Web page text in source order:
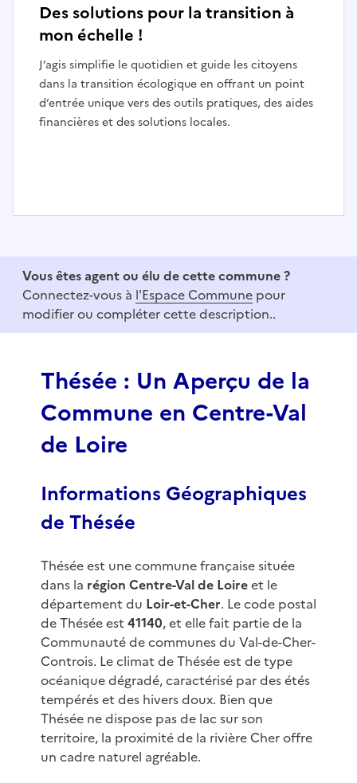
Des solutions pour la transition à
mon échelle !
J’agis simplifie le quotidien et guide les citoyens
dans la transition écologique en offrant un point
d’entrée unique vers des outils pratiques, des aides
financières et des solutions locales.
f
Vous êtes agent ou élu de cette commune ?
Connectez-vous à l'Espace Commune pour
modifier ou compléter cette description..
Thésée : Un Aperçu de la
Commune en Centre-Val
de Loire
Informations Géographiques
de Thésée
Thésée est une commune française située
dans la région Centre-Val de Loireet le
département du Loir-et-Cher. Le code postal
de Thésée est 41140, et elle fait partie de la
Communauté de communes du Val-de-Cher-
Controis. Le climat de Thésée est de type
océanique dégradé, caractérisé par des étés
tempérés et des hivers doux. Bien que
Thésée ne dispose pas de lac sur son
territoire, la proximité de la rivière Cher offre
un cadre naturel agréable.